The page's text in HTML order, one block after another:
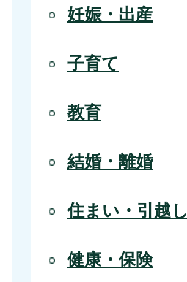
妊娠・出産
子育て
教育
結婚・離婚
住まい・引越し
健康・保険